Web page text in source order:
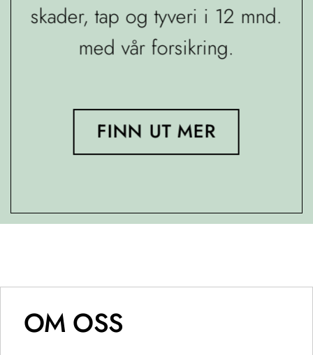
skader, tap og tyveri i 12 mnd.
med vår forsikring.
FINN UT MER
OM OSS